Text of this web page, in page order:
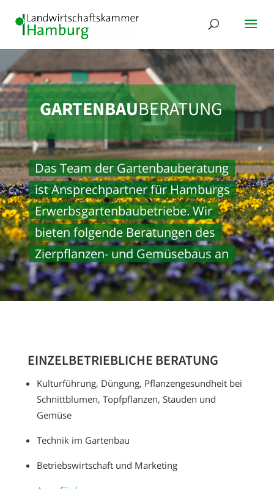
GARTENBAU­BERATUNG
Das Team der Gartenbau­beratung
ist Ansprech­partner für Hamburgs
Erwerbsgartenbau­betriebe. Wir
bieten folgende Beratungen des
Zierpflanzen- und Gemüsebaus an
EINZELBETRIEBLICHE BERATUNG
Kulturführung, Düngung, Pflanzengesundheit bei
Schnittblumen, Topfpflanzen, Stauden und
Gemüse
Technik im Gartenbau
Betriebswirtschaft und Marketing